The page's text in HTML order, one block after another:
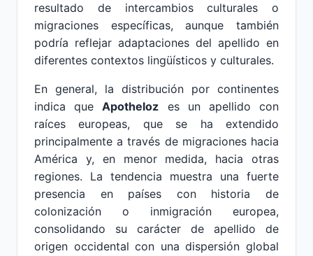
resultado de intercambios culturales o
migraciones específicas, aunque también
podría reflejar adaptaciones del apellido en
diferentes contextos lingüísticos y culturales.
En general, la distribución por continentes
indica queApotheloz es un apellido con
raíces europeas, que se ha extendido
principalmente a través de migraciones hacia
América y, en menor medida, hacia otras
regiones. La tendencia muestra una fuerte
presencia en países con historia de
colonización o inmigración europea,
consolidando su carácter de apellido de
origen occidental con una dispersión global